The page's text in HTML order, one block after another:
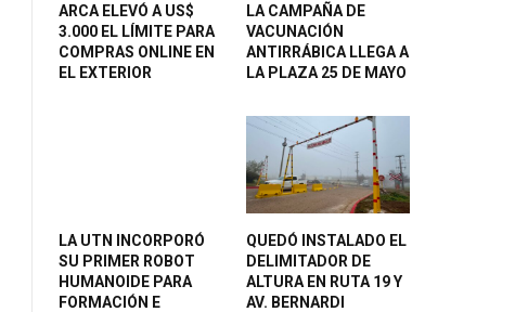
ARCA ELEVÓ A US$
3.000 EL LÍMITE PARA
COMPRAS ONLINE EN
EL EXTERIOR
LA CAMPAÑA DE
VACUNACIÓN
ANTIRRÁBICA LLEGA A
LA PLAZA 25 DE MAYO
LA UTN INCORPORÓ
SU PRIMER ROBOT
HUMANOIDE PARA
FORMACIÓN E
QUEDÓ INSTALADO EL
DELIMITADOR DE
ALTURA EN RUTA 19 Y
AV. BERNARDI